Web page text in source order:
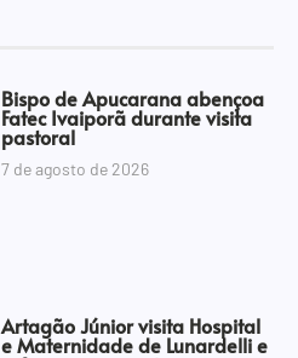
Bispo de Apucarana abençoa
Fatec Ivaiporã durante visita
pastoral
7 de agosto de 2026
Artagão Júnior visita Hospital
e Maternidade de Lunardelli e